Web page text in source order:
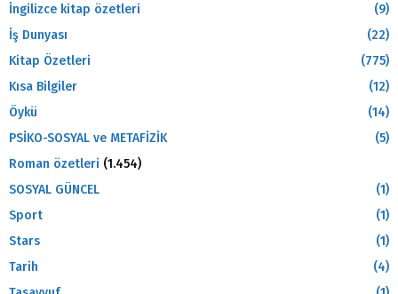
İngilizce kitap özetleri
(9)
İş Dunyası
(22)
Kitap Özetleri
(775)
Kısa Bilgiler
(12)
Öykü
(14)
PSİKO-SOSYAL ve METAFİZİK
(5)
Roman özetleri (1.454)
SOSYAL GÜNCEL
(1)
Sport
(1)
Stars
(1)
Tarih
(4)